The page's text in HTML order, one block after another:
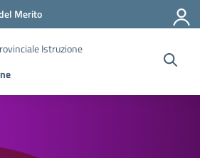
Merito
Istruzione